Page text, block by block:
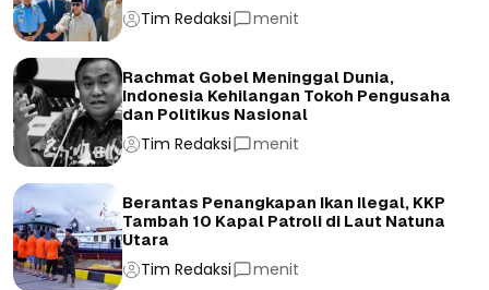
Tim Redaksi menit
Rachmat Gobel Meninggal Dunia,
Indonesia Kehilangan Tokoh Pengusaha
dan Politikus Nasional
Tim Redaksi menit
Berantas Penangkapan Ikan Ilegal, KKP
Tambah 10 Kapal Patroli di Laut Natuna
Utara
Tim Redaksi menit